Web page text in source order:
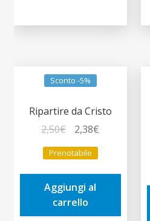
Sconto -5%
Ripartire da Cristo
2,50€
prezzo
originale
era:
2,50€.
2,38€
è:
Prenotabile
Aggiungi al
carrello